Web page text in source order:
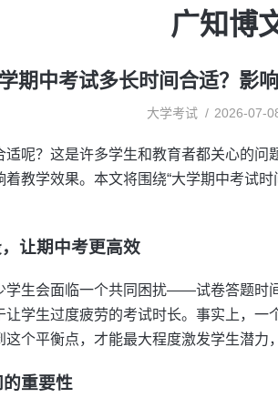
广知博
期中考试多长时间合适？影
大学考试 2026-07-
适呢？这是许多学生和教育者都关心的
教学效果。本文将围绕“大学期中考试
让期中考更高效
学生会面临一个共同困扰——试卷答题时
学生过度疲劳的考试时长。事实上，一
个平衡点，才能最大程度激发学生潜力
重要性